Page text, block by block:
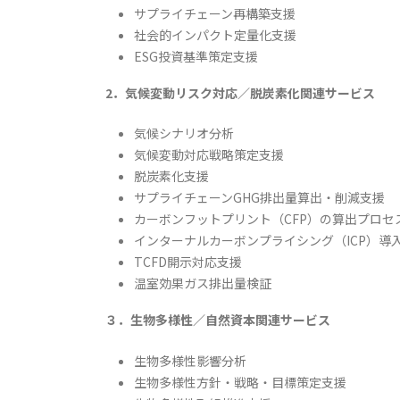
サプライチェーン再構築支援
社会的インパクト定量化支援
ESG投資基準策定支援
2．気候変動リスク対応／脱炭素化関連サービス
気候シナリオ分析
気候変動対応戦略策定支援
脱炭素化支援
サプライチェーンGHG排出量算出・削減支援
カーボンフットプリント（CFP）の算出プロセ
インターナルカーボンプライシング（ICP）導
TCFD開示対応支援
温室効果ガス排出量検証
３．生物多様性／自然資本関連サービス
生物多様性影響分析
生物多様性方針・戦略・目標策定支援